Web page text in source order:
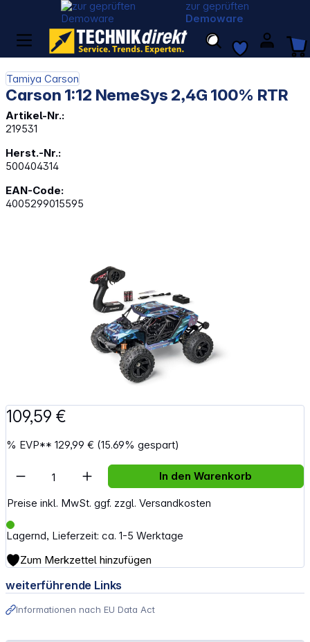
zur geprüften
Demoware
Tamiya Carson
Carson 1:12 NemeSys 2,4G 100% RTR
Artikel-Nr.:
219531
Herst.-Nr.:
500404314
EAN-Code:
4005299015595
109,59 €
% EVP**129,99 € (15.69% gespart)
Preise inkl. MwSt. ggf. zzgl. Versandkosten
Lagernd, Lieferzeit: ca. 1-5 Werktage
Artikel Anzahl: Gib den gewünschten
In den Warenkorb
Zum Merkzettel hinzufügen
weiterführende Links
Informationen nach EU Data Act